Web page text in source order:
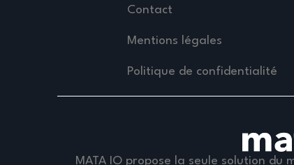
Contact
Mentions légales
Politique de confidentialité
MATA IO propose la seule solution